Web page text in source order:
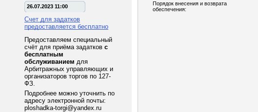
26.07.2023 11:00
Счет для задатков
предоставляется бесплатно
Предоставляем специальный
счёт для приёма задатков с
бесплатным
обслуживанием для
Арбитражных управляющих и
организаторов торгов по 127-
ФЗ.
Подробнее можно уточнить по
адресу электронной почты:
ploshadka-torgi@yandex.ru
Порядок внесения и возврата
обеспечения: